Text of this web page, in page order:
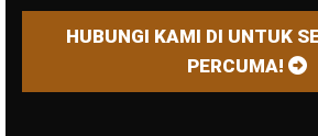
HUBUNGI KAMI DI UNTUK
PERCUMA!